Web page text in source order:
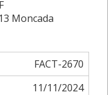
Moncada
FACT-2670
11/11/2024